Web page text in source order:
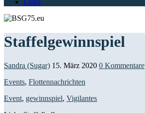
Links
Staffelgewinnspiel
Sandra (Sugar) 15. März 2020 0 Kommentare
Events, Flottennachrichten
Event, gewinnspiel, Vigilantes